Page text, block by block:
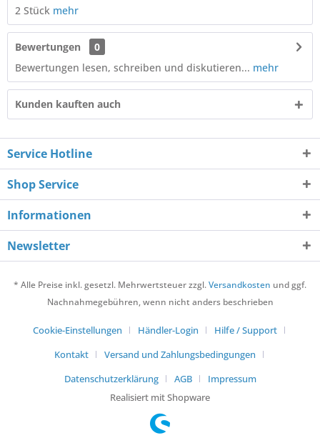
2 Stück mehr
Bewertungen
0
Bewertungen lesen, schreiben und diskutieren... mehr
Kunden kauften auch
Service Hotline
Shop Service
Informationen
Newsletter
* Alle Preise inkl. gesetzl. Mehrwertsteuer zzgl.Versandkosten und ggf.
Nachnahmegebühren, wenn nicht anders beschrieben
Cookie-Einstellungen Händler-Login
Hilfe / Support
Kontakt
Versand und Zahlungsbedingungen
Datenschutzerklärung
AGB
Impressum
Realisiert mit Shopware